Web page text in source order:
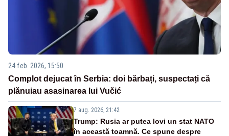
24 feb. 2026, 15:50
Complot dejucat în Serbia: doi bărbați, suspectați că
plănuiau asasinarea lui Vučić
7 aug. 2026, 21:42
Trump: Rusia ar putea lovi un stat NATO
în această toamnă. Ce spune despre